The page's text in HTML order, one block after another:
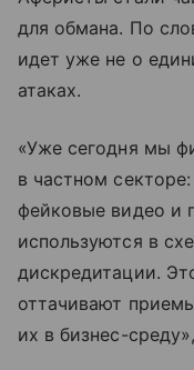
для обмана. По
идет уже не о
атаках.
«Уже сегодня мы
в частном секторе:
фейковые видео и
используются в
дискредитации.
оттачивают
их в бизнес-